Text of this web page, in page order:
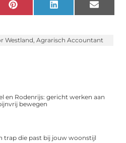
Pinterest LinkedIn Email
Westland,Agrarisch Accountant
en Rodenrijs: gericht werken aan
bewegen
trap die past bij jouw woonstijl